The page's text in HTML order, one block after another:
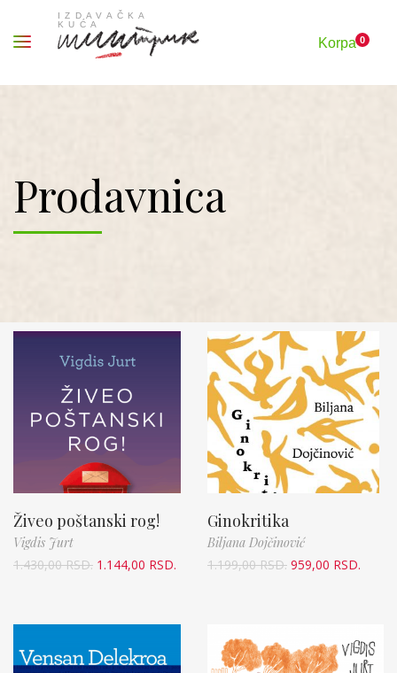
Korpa0
Prodavnica
Živeo poštanski rog!
Vigdis Jurt
1.430,00RSD. 1.144,00 RSD.
Ginokritika
Biljana Dojčinović
1.199,00RSD. 959,00 RSD.